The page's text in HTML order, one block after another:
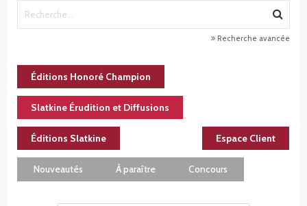
Recherche avancée
Éditions Honoré Champion
Slatkine Érudition et Diffusions
Éditions Slatkine Espace Client
Nouveautés À paraître Concours